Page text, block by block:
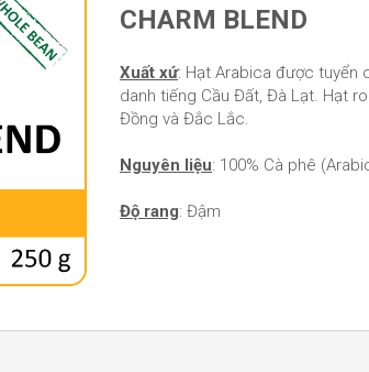
CHARM BLEND
Xuất xứ: Hạt Arabica được tuyển
danh tiếng Cầu Đất, Đà Lạt. Hạt
Đồng và Đắc Lắc.
Nguyên liệu: 100% Cà phê
Độ rang: Đậm